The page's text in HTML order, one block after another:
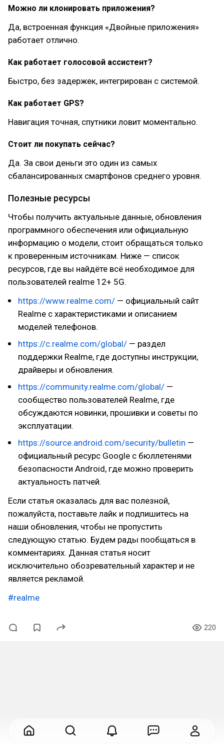
Можно ли клонировать приложения?
Да, встроенная функция «Двойные приложения»
работает отлично.
Как работает голосовой ассистент?
Быстро, без задержек, интегрирован с системой.
Как работает GPS?
Навигация точная, спутники ловит моментально.
Стоит ли покупать сейчас?
Да. За свои деньги это один из самых
сбалансированных смартфонов среднего уровня.
Полезные ресурсы
Чтобы получить актуальные данные, обновления
программного обеспечения или официальную
информацию о модели, стоит обращаться только
к проверенным источникам. Ниже — список
ресурсов, где вы найдёте всё необходимое для
пользователей realme 12+ 5G.
https://www.realme.com/ — официальный сайт
Realme с характеристиками и описанием
моделей телефонов.
https://c.realme.com/global/ — раздел
поддержки Realme, где доступны инструкции,
драйверы и обновления.
https://community.realme.com/global/ —
сообщество пользователей Realme, где
обсуждаются новинки, прошивки и советы по
эксплуатации.
https://source.android.com/security/bulletin —
официальный ресурс Google с бюллетенями
безопасности Android, где можно проверить
актуальность патчей.
Если статья оказалась для вас полезной,
пожалуйста, поставьте лайк и подпишитесь на
наши обновления, чтобы не пропустить
следующую статью. Будем рады пообщаться в
комментариях. Данная статья носит
исключительно обозревательный характер и не
является рекламой.
#realme
220